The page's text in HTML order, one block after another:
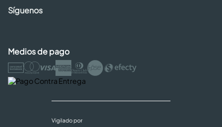
Síguenos
Medios de pago